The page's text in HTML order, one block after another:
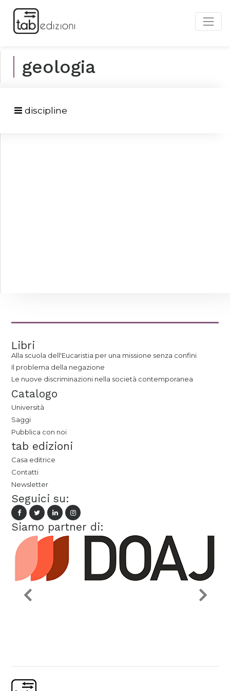
geologia
discipline
Libri
Alla scuola dell'Eucaristia per una missione senza confini
Il problema della negazione
Le nuove discriminazioni nella società contemporanea
Catalogo
Università
Saggi
Pubblica con noi
tab edizioni
Casa editrice
Contatti
Newsletter
Seguici su:
Siamo partner di: